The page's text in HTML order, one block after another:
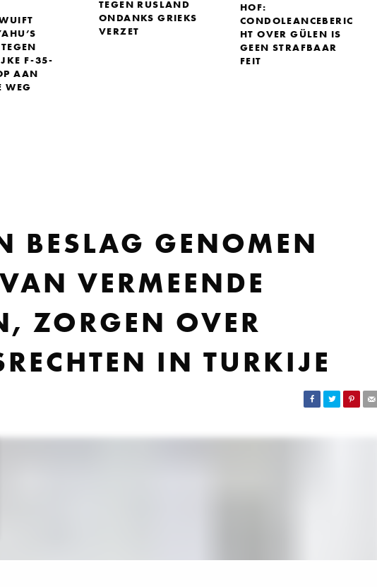
F-35-
AAN
WEG
TEGEN RUSLAND
ONDANKS GRIEKS
VERZET
HOF:
CONDOLEANCEBERIC
HT OVER GÜLEN IS
GEEN STRAFBAAR
FEIT
BESLAG GENOMEN
VERMEENDE
ZORGEN OVER
IN TURKIJE